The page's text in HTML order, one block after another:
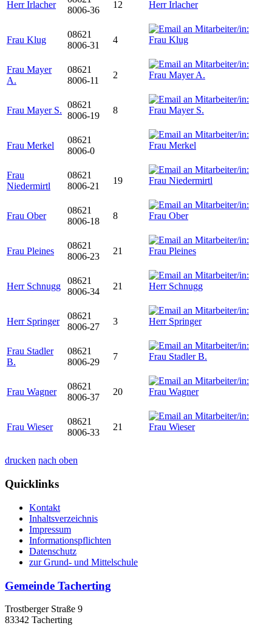
Herr Irlacher
8006-36
12
Frau Klug
08621
8006-31
4
Frau Mayer
A.
08621
8006-11
2
Frau Mayer S.
08621
8006-19
8
Frau Merkel
08621
8006-0
Frau
Niedermirtl
08621
8006-21
19
Frau Ober
08621
8006-18
8
Frau Pleines
08621
8006-23
21
Herr Schnugg
08621
8006-34
21
Herr Springer
08621
8006-27
3
Frau Stadler
B.
08621
8006-29
7
Frau Wagner
08621
8006-37
20
Frau Wieser
08621
8006-33
21
drucken nach oben
Quicklinks
Kontakt
Inhaltsverzeichnis
Impressum
Informationspflichten
Datenschutz
zur Grund- und Mittelschule
Gemeinde Tacherting
Trostberger Straße 9
83342 Tacherting